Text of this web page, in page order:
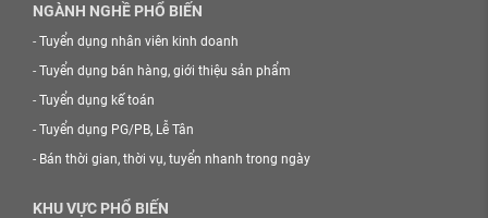
NGÀNH NGHỀ PHỔ BIẾN
- Tuyển dụng nhân viên kinh doanh
- Tuyển dụng bán hàng, giới thiệu sản phẩm
- Tuyển dụng kế toán
- Tuyển dụng PG/PB, Lễ Tân
- Bán thời gian, thời vụ, tuyển nhanh trong ngày
KHU VỰC PHỔ BIẾN